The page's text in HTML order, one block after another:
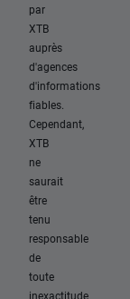
par
XTB
auprès
d'agences
d'informations
fiables.
Cependant,
XTB
ne
saurait
être
tenu
responsable
de
toute
inexactitude